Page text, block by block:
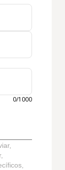
0/1000